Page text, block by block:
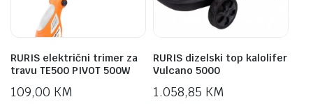
RURIS električni trimer za
travu TE500 PIVOT 500W
109,00 KM
RURIS dizelski top kalolifer
Vulcano 5000
1.058,85 KM